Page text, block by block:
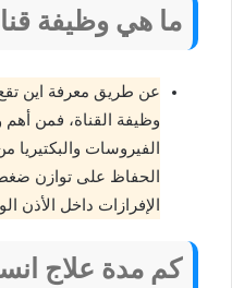
ما هي وظيفة
عن طريق معرفة اين تقع
وظيفة القناة، فمن
الفيروسات
الحفاظ على توازن ضغط
الإفرازات داخل الأذن
كم مدة علاج